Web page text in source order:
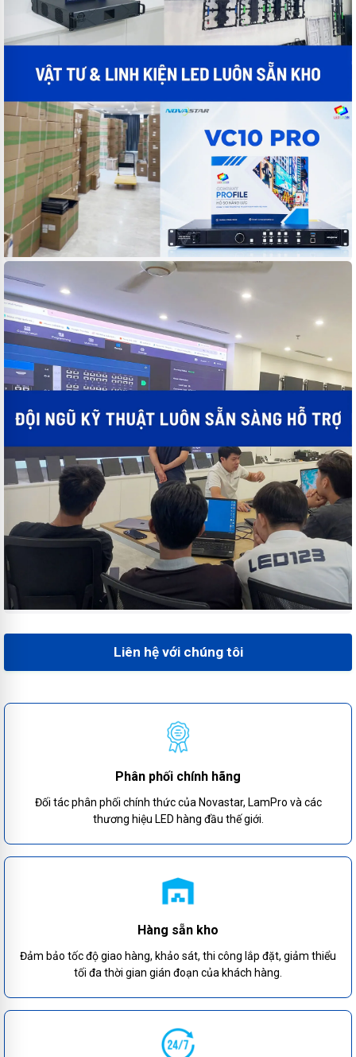
Liên hệ với chúng tôi
Phân phối chính hãng
Đối tác phân phối chính thức của Novastar, LamPro và các
thương hiệu LED hàng đầu thế giới.
Hàng sẵn kho
Đảm bảo tốc độ giao hàng, khảo sát, thi công lắp đặt, giảm thiểu
tối đa thời gian gián đoạn của khách hàng.